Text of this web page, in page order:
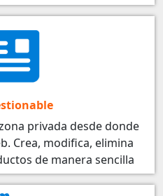
privada desde donde
Crea, modifica, elimina
de manera sencilla